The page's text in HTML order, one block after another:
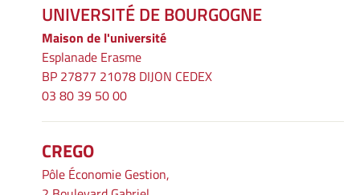
UNIVERSITÉ DE BOURGOGNE
Maison de l'université
Esplanade Erasme
BP 27877 21078 DIJON CEDEX
03 80 39 50 00
CREGO
Pôle Économie Gestion,